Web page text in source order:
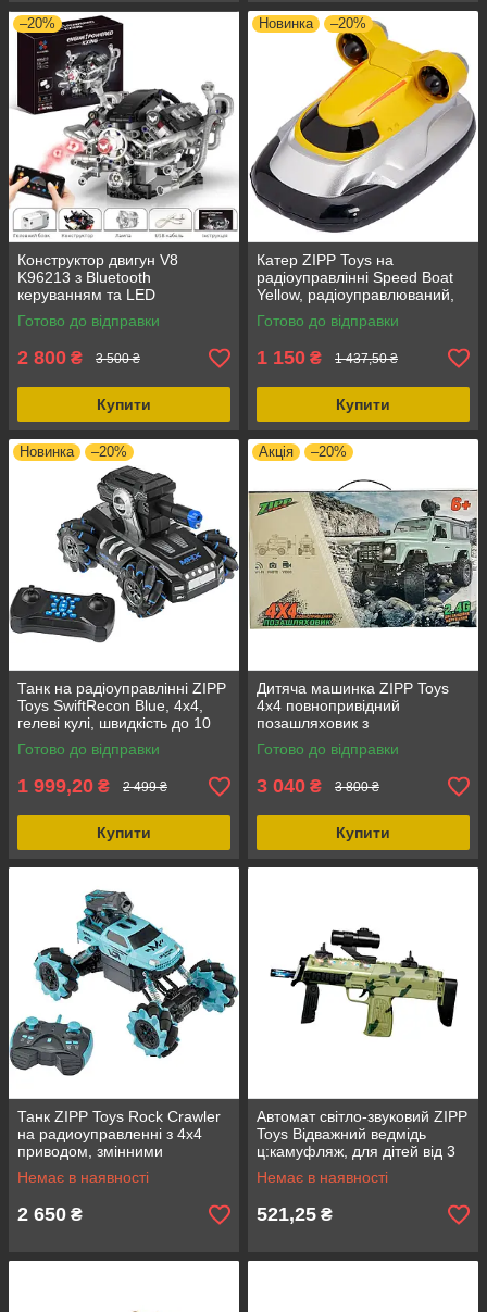
–20%
Конструктор двигун V8
K96213 з Bluetooth
керуванням та LED
підсвіткою, 770 деталей —
STEM модель 14+
Готово до відправки
2 800 ₴ 3 500 ₴
Купити
Новинка –20%
Катер ZIPP Toys на
радіоуправлінні Speed Boat
Yellow, радіоуправлюваний,
дистанція 15 м, швидкість до
10 км/год
Готово до відправки
1 150 ₴ 1 437,50 ₴
Купити
Новинка –20%
Танк на радіоуправлінні ZIPP
Toys SwiftRecon Blue, 4x4,
гелеві кулі, швидкість до 10
км/год
Готово до відправки
1 999,20 ₴ 2 499 ₴
Купити
Акція –20%
Дитяча машинка ZIPP Toys
4x4 повнопривідний
позашляховик з
відеокамерою на
радіоуправлінні жовтий
Готово до відправки
3 040 ₴ 3 800 ₴
Купити
Танк ZIPP Toys Rock Crawler
на радиоуправленні з 4х4
приводом, змінними
кузовами та акумулятором
для дітей
Немає в наявності
2 650 ₴
Автомат світло-звуковий ZIPP
Toys Відважний ведмідь
ц:камуфляж, для дітей від 3
років, розмір 41 см,
батарейки AA
Немає в наявності
521,25 ₴